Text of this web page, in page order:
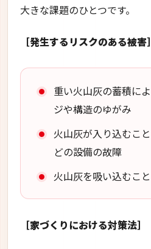
大きな課題のひとつです。
［発生するリスクのある被害］
重い火山灰の蓄積に
ジや構造のゆがみ
火山灰が入り込むこ
どの設備の故障
火山灰を吸い込むこ
［家づくりにおける対策法］